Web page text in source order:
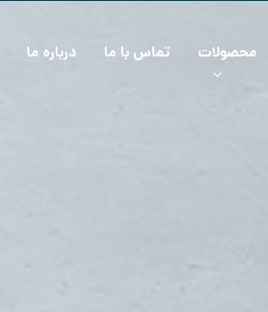
محصولات تماس با ما درباره ما